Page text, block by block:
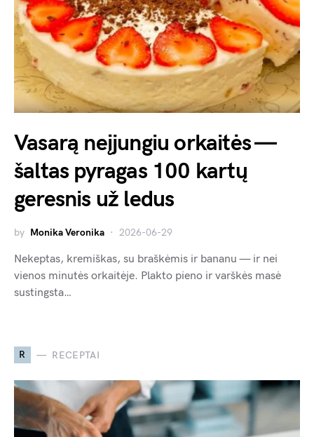
Vasarą neįjungiu orkaitės —
šaltas pyragas 100 kartų
geresnis už ledus
by Monika Veronika 2026-06-29
Nekeptas, kremiškas, su braškėmis ir bananu — ir nei
vienos minutės orkaitėje. Plakto pieno ir varškės masė
sustingsta…
R RECEPTAI